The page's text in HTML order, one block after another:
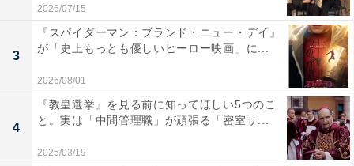
2026/07/15
3
『スパイダーマン：ブランド・ニュー・デイ』
が「史上もっとも優しいヒーロー映画」に...
2026/08/01
4
『教皇選挙』を見る前に知ってほしい5つのこ
と。実は「中間管理職」が頑張る「密室サ...
2025/03/19